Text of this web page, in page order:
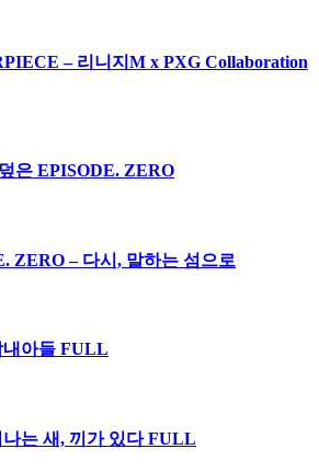
– 리니지M x PXG Collaboration
은 EPISODE. ZERO
ZERO – 다시, 말하는 섬으로
내아들 FULL
는 새, 끼가 있다 FULL